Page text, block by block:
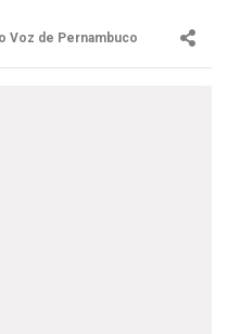
Voz de Pernambuco